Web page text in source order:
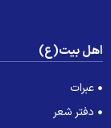
بیت(ع)
عبرات
دفتر شعر